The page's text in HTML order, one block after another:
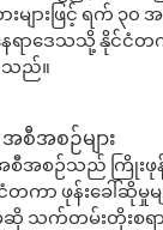
ျားဖြင့် ရက် ၃၀
ာဒေသသို့ နိုင်ငံတက
သည်။
စီအစဉ်များ
အစဉ်သည် ကြိုးဖုန်း
တကာ ဖုန်းခေါ်ဆိုမှုမျ
သက်တမ်းတိုးစရ